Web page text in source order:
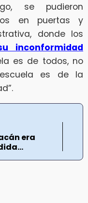
se pudieron
en puertas y
donde los
inconformidad
es de todos, no
es de la
era